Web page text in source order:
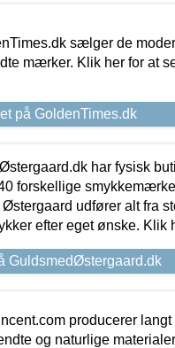
sælger de
mærker. Klik her for at
på GoldenTimes.dk
har fysisk
forskellige
udfører alt fra
efter eget ønske. Klik
GuldsmedØstergaard.dk
producerer
og naturlige